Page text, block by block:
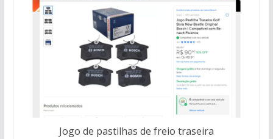
Jogo de pastilhas de freio traseira